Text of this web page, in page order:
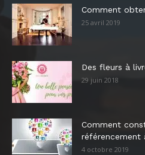
Comment
25 avril 2019
Des fleurs à
29 juin 2018
Comment
référencement
4 octobre 2019